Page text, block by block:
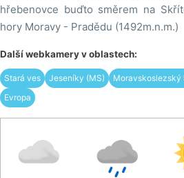
hřebenovce buďto směrem na
hory Moravy - Pradědu (1492m.n.m.)
Další webkamery v oblastech:
Stará ves Jeseníky (MS) Moravskoslezský
Evropa